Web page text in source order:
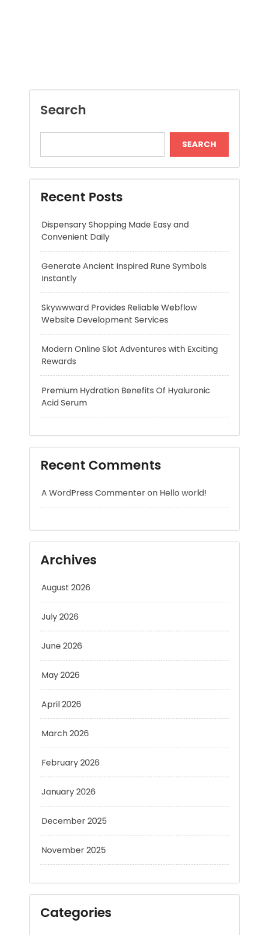
Recent Posts
Instantly
Skywwward Provides Reliable Webflow
Website Development Services
Modern Online Slot Adventures with Exciting
Rewards
Premium Hydration Benefits Of Hyaluronic
Acid Serum
Recent Comments
A WordPress CommenteronHello world!
July 2026
June 2026
May 2026
April 2026
March 2026
February 2026
December 2025
November 2025
Categories